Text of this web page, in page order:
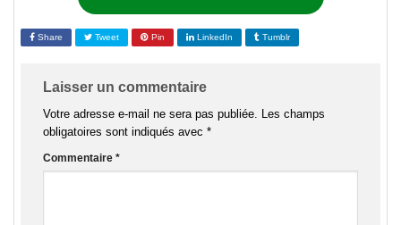
Share Tweet Pin LinkedIn Tumblr
Laisser un commentaire
Votre adresse e-mail ne sera pas publiée. Les champs
obligatoires sont indiqués avec *
Commentaire *